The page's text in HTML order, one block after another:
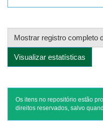
Mostrar registro completo
Visualizar estatísticas
Os itens no repositório estão
direitos reservados, salvo